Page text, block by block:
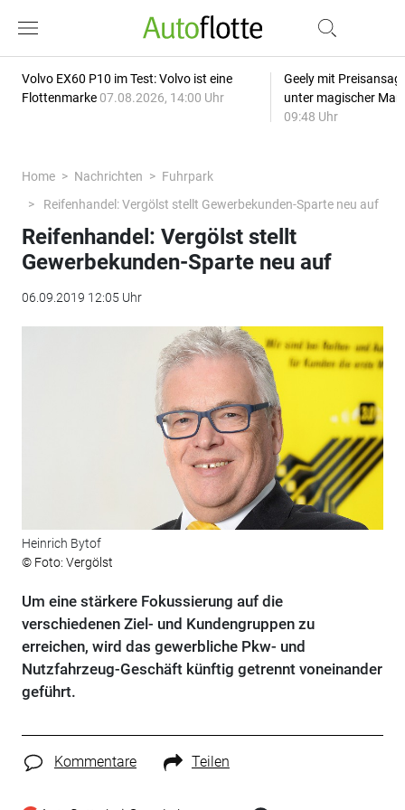
Volvo EX60 P10 im Test: Volvo ist eine
Flottenmarke 07.08.2026, 14:00 Uhr
Geely mit
unter magischer
09:48 Uhr
Home Nachrichten
Fuhrpark
Reifenhandel: Vergölst stellt Gewerbekunden-Sparte neu auf
Reifenhandel: Vergölst stellt
Gewerbekunden-Sparte neu auf
06.09.2019 12:05 Uhr
Heinrich Bytof
© Foto: Vergölst
Um eine stärkere Fokussierung auf die
verschiedenen Ziel- und Kundengruppen zu
erreichen, wird das gewerbliche Pkw- und
Nutzfahrzeug-Geschäft künftig getrennt voneinander
geführt.
Kommentare Teilen